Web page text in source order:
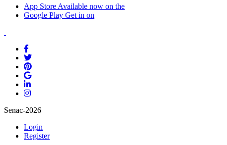
App Store Available now on the
Google Play Get in on
Senac-2026
Login
Register